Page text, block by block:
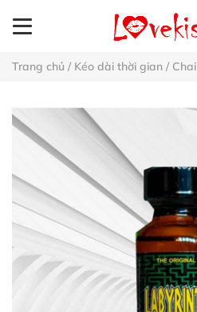
Trang chủ / Kéo dài thời gian /